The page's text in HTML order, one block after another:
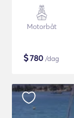
Motorbåt
$780 /dag